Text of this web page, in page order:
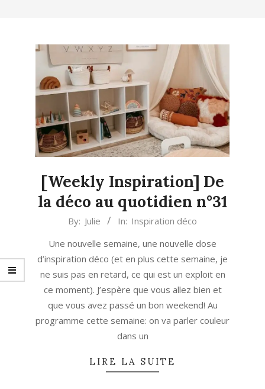
LIVING
[Weekly Inspiration] De
la déco au quotidien n°31
By: Julie In: Inspiration déco
Une nouvelle semaine, une nouvelle dose
d’inspiration déco (et en plus cette semaine, je
ne suis pas en retard, ce qui est un exploit en
ce moment). J’espère que vous allez bien et
que vous avez passé un bon weekend! Au
programme cette semaine: on va parler couleur
dans un
LIRE LA SUITE